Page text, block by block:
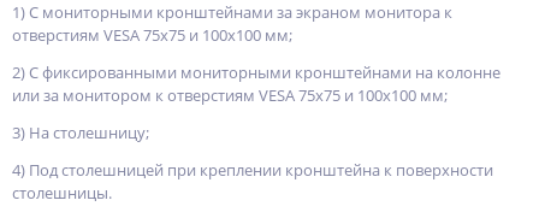
1) С мониторными кронштейнами за экраном монитора к
отверстиям VESA 75х75 и 100х100 мм;
2) С фиксированными мониторными кронштейнами на колонне
или за монитором к отверстиям VESA 75х75 и 100х100 мм;
3) На столешницу;
4) Под столешницей при креплении кронштейна к поверхности
столешницы.